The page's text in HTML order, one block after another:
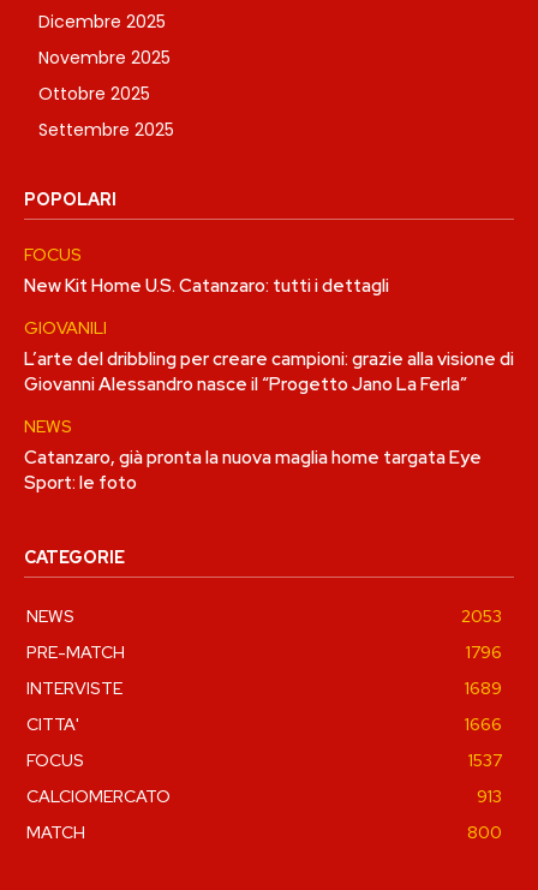
Dicembre 2025
Novembre 2025
Ottobre 2025
Settembre 2025
POPOLARI
FOCUS
New Kit Home U.S. Catanzaro: tutti i dettagli
GIOVANILI
L’arte del dribbling per creare campioni: grazie alla visione di
Giovanni Alessandro nasce il “Progetto Jano La Ferla”
NEWS
Catanzaro, già pronta la nuova maglia home targata Eye
Sport: le foto
CATEGORIE
NEWS
2053
PRE-MATCH
1796
INTERVISTE
1689
CITTA'
1666
FOCUS
1537
CALCIOMERCATO
913
MATCH
800